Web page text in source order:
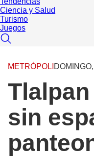
Ciencia y Salud
Turismo
Juegos
METRÓPOLI
sin